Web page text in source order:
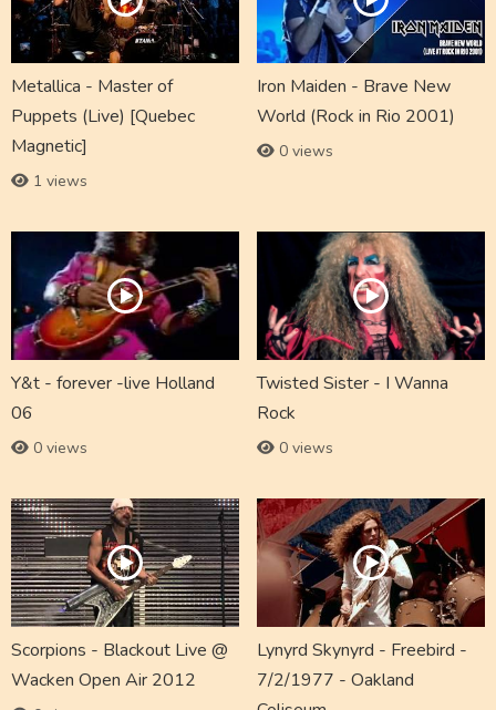
Metallica - Master of
Puppets (Live) [Quebec
Magnetic]
1 views
Iron Maiden - Brave New
World (Rock in Rio 2001)
0 views
Y&t - forever -live Holland
06
0 views
Twisted Sister - I Wanna
Rock
0 views
Scorpions - Blackout Live @
Wacken Open Air 2012
Lynyrd Skynyrd - Freebird -
7/2/1977 - Oakland